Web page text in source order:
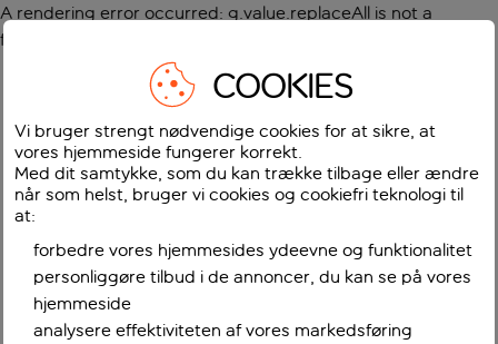
A rendering error occurred: g.value.replaceAll is not a
function
COOKIES
Vi bruger strengt nødvendige cookies for at sikre, at
vores hjemmeside fungerer korrekt.
Med dit samtykke, som du kan trække tilbage eller ændre
når som helst, bruger vi cookies og cookiefri teknologi til
at:
forbedre vores hjemmesides ydeevne og funktionalitet
personliggøre tilbud i de annoncer, du kan se på vores
hjemmeside
analysere effektiviteten af vores markedsføring